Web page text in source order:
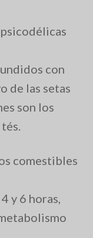
psicodélicas
con
de las setas
son los
comestibles
y 6 horas,